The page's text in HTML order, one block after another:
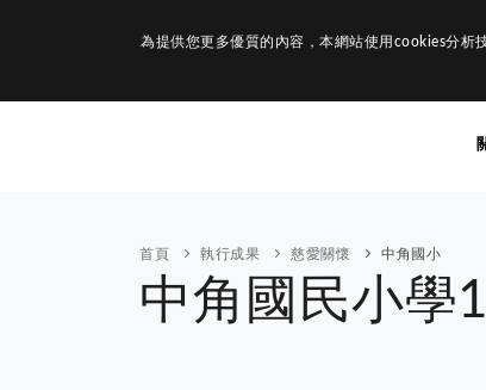
為提供您更多優質的內容，本網站使用cookies分析
首頁 執行成果 慈愛關懷 中角國小
中角國民小學